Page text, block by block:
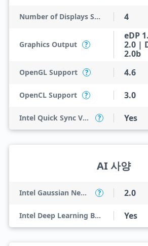
Number of Displays Supported 4
Graphics Output ?
eDP
2.0 |
2.0b
OpenGL Support ? 4.6
OpenCL Support ? 3.0
Intel Quick Sync Video ? Yes
AI 사양
Intel Gaussian Neural Accelerator ? 2.0
Intel Deep Learning Boost (Intel DL Boost) Yes